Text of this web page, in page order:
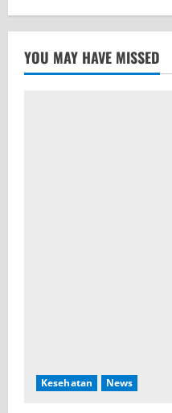
YOU MAY HAVE MISSED
Kesehatan News